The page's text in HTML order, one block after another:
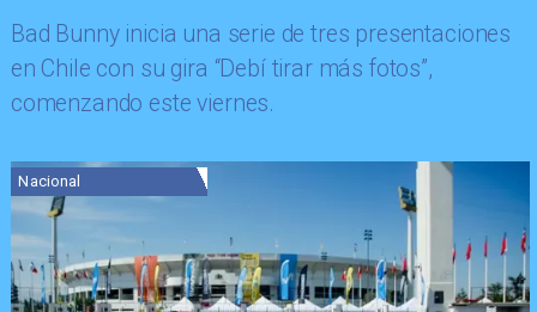
Bad Bunny inicia una serie de tres presentaciones
en Chile con su gira “Debí tirar más fotos”,
comenzando este viernes.
Nacional